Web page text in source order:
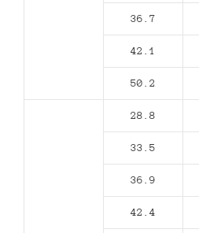
36.7
42.1
50.2
28.8
33.5
36.9
42.4